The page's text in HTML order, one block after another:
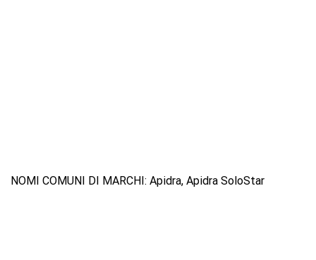
NOMI COMUNI DI MARCHI: Apidra, Apidra SoloStar